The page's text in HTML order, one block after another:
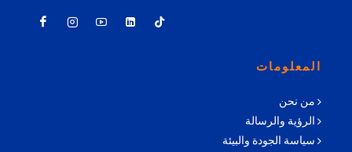
المعلومات
من نحن
الرؤية والرسالة
سياسة الجودة والبيئة